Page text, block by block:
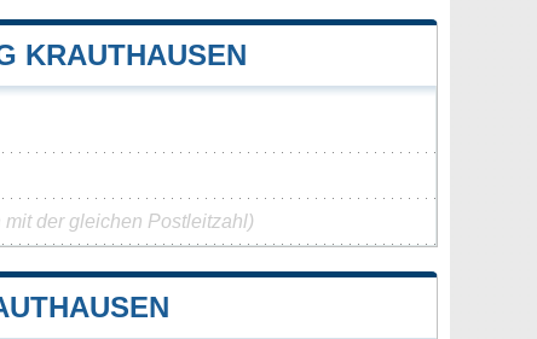
KRAUTHAUSEN
der gleichen Postleitzahl)